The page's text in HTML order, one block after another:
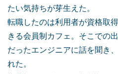
たい気持ちが芽生えた。
転職したのは利用者が資格取
きる会員制カフェ。そこでの
だったエンジニアに話を聞き
れた。